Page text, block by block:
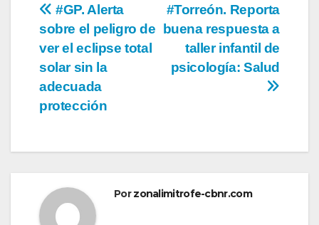
Navegación
de
entradas
#Torreón. Reporta
buena respuesta a
taller infantil de
psicología: Salud
#GP. Alerta
sobre el peligro de
ver el eclipse total
solar sin la
adecuada
protección
Porzonalimitrofe-cbnr.com